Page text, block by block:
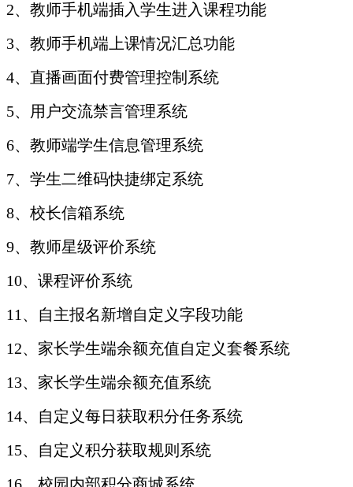
2、教师手机端插入学生进入课程功能
3、教师手机端上课情况汇总功能
4、直播画面付费管理控制系统
5、用户交流禁言管理系统
6、教师端学生信息管理系统
7、学生二维码快捷绑定系统
8、校长信箱系统
9、教师星级评价系统
10、课程评价系统
11、自主报名新增自定义字段功能
12、家长学生端余额充值自定义套餐系统
13、家长学生端余额充值系统
14、自定义每日获取积分任务系统
15、自定义积分获取规则系统